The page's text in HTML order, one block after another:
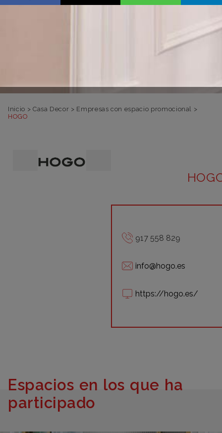
Inicio > Casa Decor > Empresas con espacio promocional
>
HOGO
917 558 829
info@hogo.es
https://hogo.es/
Espacios en los que ha
participado